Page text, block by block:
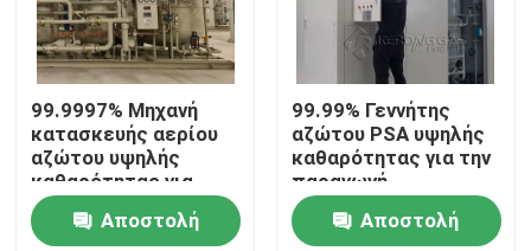
Σπίτι
Προϊόντα
99.9997% Μηχανή
κατασκευής αερίου
αζώτου υψηλής
καθαρότητας για
θερμική επεξεργασία
με CE
Αποστολή
99.99% Γεννήτης
αζώτου PSA υψηλής
καθαρότητας για την
παραγωγή
κλιματιστικού
Αποστολή